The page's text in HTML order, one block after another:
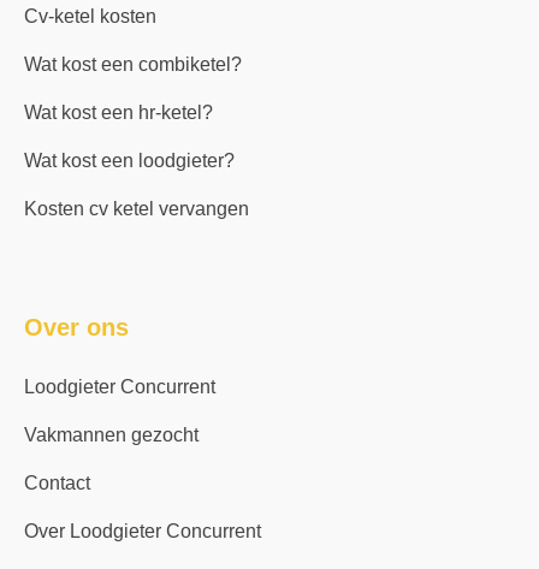
Cv-ketel kosten
Wat kost een combiketel?
Wat kost een hr-ketel?
Wat kost een loodgieter?
Kosten cv ketel vervangen
Over ons
Loodgieter Concurrent
Vakmannen gezocht
Contact
Over Loodgieter Concurrent